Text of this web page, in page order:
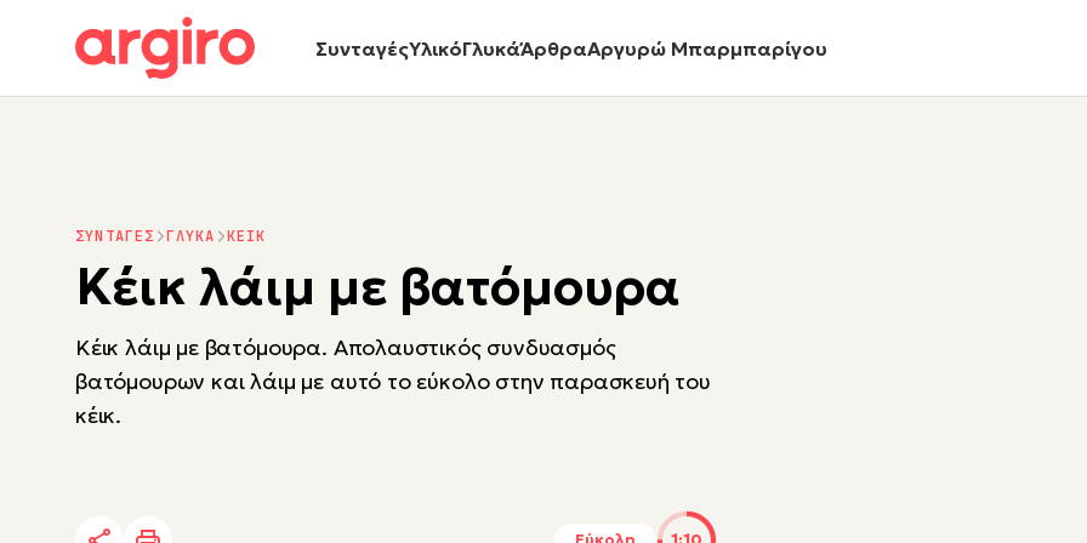
ΣυνταγέςΥλικόΓλυκάΆρθραΑργυρώ Μπαρμπαρίγου
ΣΥΝΤΑΓΕΣ ΓΛΥΚΑ ΚΕΙΚ
Κέικ λάιμ με βατόμουρα
Κέικ λάιμ με βατόμουρα. Aπολαυστικός συνδυασμός
βατόμουρων και λάιμ με αυτό το εύκολο στην παρασκευή του
κέικ.